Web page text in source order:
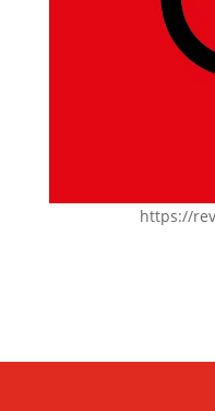
https://